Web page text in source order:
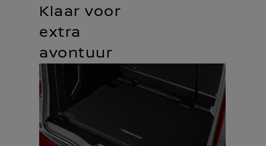
Klaar voor
extra
avontuur